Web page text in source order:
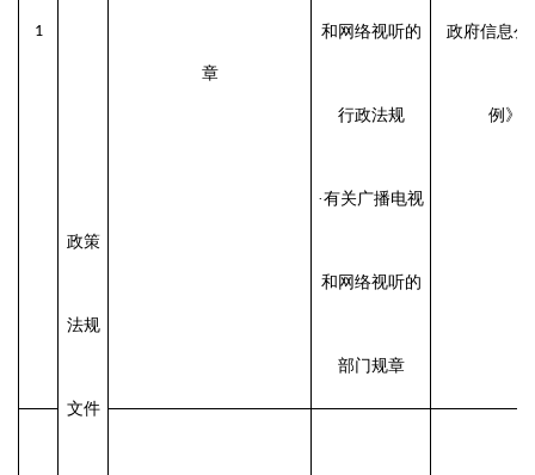
1
政策
法规
文件
章
和网络视听的
行政法规
·有关广播电视
和网络视听的
部门规章
政府信息公
例》